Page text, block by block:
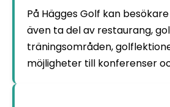
På Hägges Golf kan
även ta del av restaurang,
träningsområden,
möjligheter till konferenser